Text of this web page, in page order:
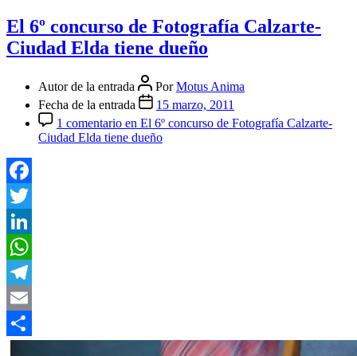
El 6º concurso de Fotografía Calzarte-
Ciudad Elda tiene dueño
Autor de la entrada PorMotus Anima
Fecha de la entrada
15 marzo, 2011
1 comentario en El 6º concurso de Fotografía Calzarte-
Ciudad Elda tiene dueño
Facebook
Twitter
LinkedIn
WhatsApp
Telegram
Email